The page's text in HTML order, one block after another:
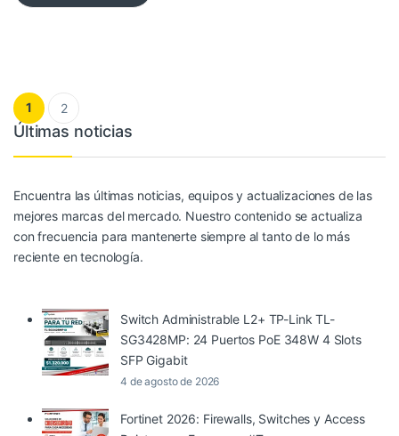
Paginación de entradas
1 2
Últimas noticias
Encuentra las últimas noticias, equipos y actualizaciones de las
mejores marcas del mercado. Nuestro contenido se actualiza
con frecuencia para mantenerte siempre al tanto de lo más
reciente en tecnología.
Switch Administrable L2+ TP-Link TL-
SG3428MP: 24 Puertos PoE 348W 4 Slots
SFP Gigabit
4 de agosto de 2026
Fortinet 2026: Firewalls, Switches y Access